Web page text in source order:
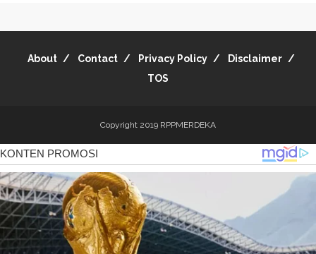
About Contact Privacy Policy
Disclaimer
TOS
Copyright 2019 RPPMERDEKA